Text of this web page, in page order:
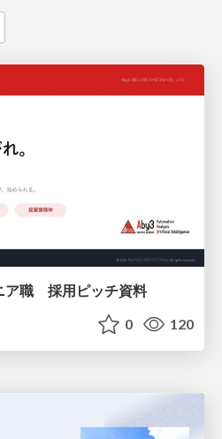
ア職 採用ピッチ資料
0 120